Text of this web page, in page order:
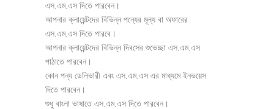
এস.এম.এস দিতে পারবেন।
আপনার ক্লায়েন্টদের বিভিন্ন পন্যের মূল্য বা অফারের
এস.এম.এস দিতে পারবে।
আপনার ক্লায়েন্টদের বিভিন্ন দিবসের শুভেচ্ছা এস.এম.এস
পাঠাতে পারবেন।
কোন পন্য ডেলিভারী এবং এস.এম.এস এর মাধ্যমে ইনভয়েস
দিতে পারবেন।
শুধু বাংলা ভাষাতে এস.এম.এস দিতে পারবেন।